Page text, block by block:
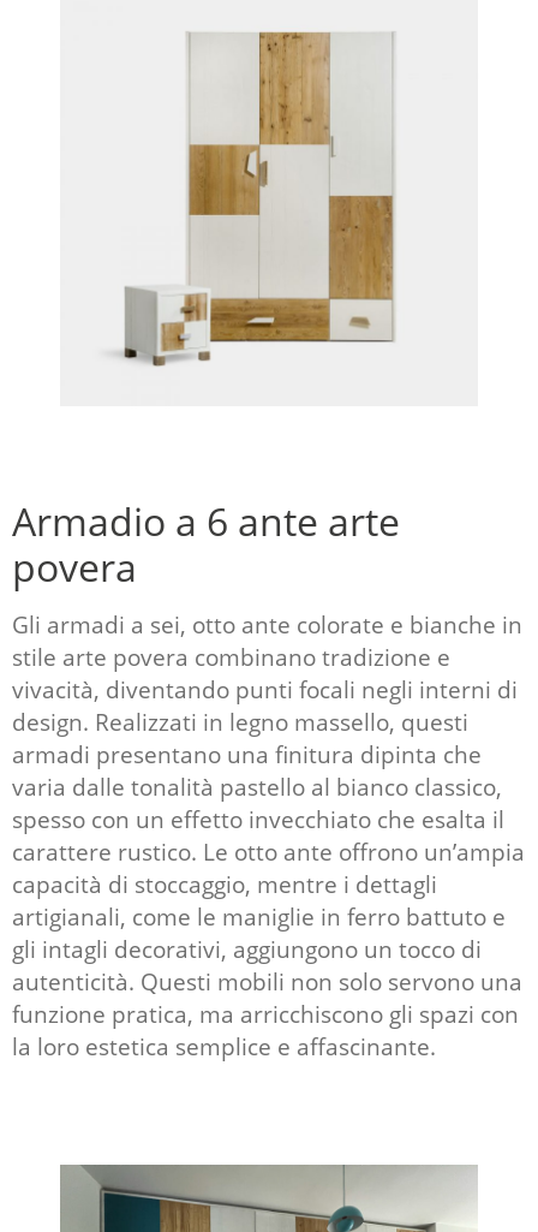
Armadio a 6 ante arte
povera
Gli armadi a sei, otto ante colorate e bianche in
stile arte povera combinano tradizione e
vivacità, diventando punti focali negli interni di
design. Realizzati in legno massello, questi
armadi presentano una finitura dipinta che
varia dalle tonalità pastello al bianco classico,
spesso con un effetto invecchiato che esalta il
carattere rustico. Le otto ante offrono un’ampia
capacità di stoccaggio, mentre i dettagli
artigianali, come le maniglie in ferro battuto e
gli intagli decorativi, aggiungono un tocco di
autenticità. Questi mobili non solo servono una
funzione pratica, ma arricchiscono gli spazi con
la loro estetica semplice e affascinante.